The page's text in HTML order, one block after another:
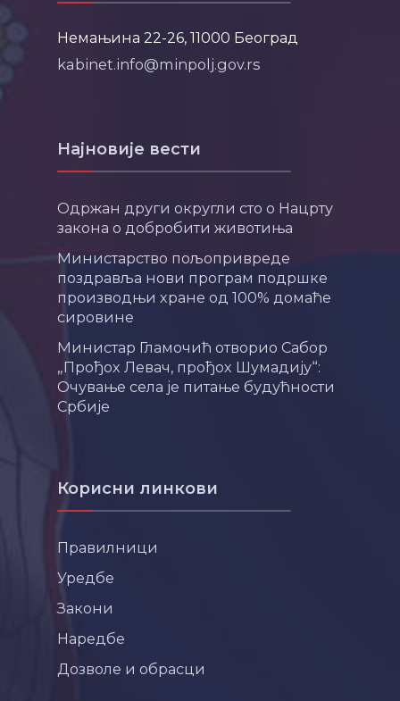
Немањина 22-26, 11000 Београд
kabinet.info@minpolj.gov.rs
Најновије вести
Одржан други округли сто о Нацрту
закона о добробити животиња
Министарство пољопривреде
поздравља нови програм подршке
производњи хране од 100% домаће
сировине
Министар Гламочић отворио Сабор
„Прођох Левач, прођох Шумадију“:
Очување села је питање будућности
Србије
Корисни линкови
Правилници
Уредбе
Закони
Наредбе
Дозволе и обрасци